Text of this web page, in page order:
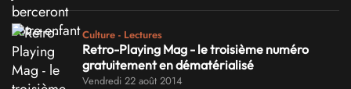
Culture - Lectures
Retro-Playing Mag - le troisième numéro
gratuitement en dématérialisé
Vendredi 22 août 2014